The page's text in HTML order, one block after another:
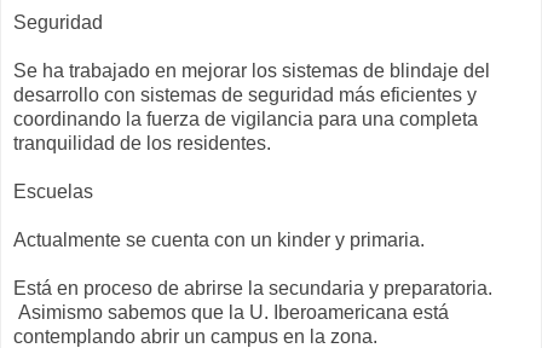
Seguridad
Se ha trabajado en mejorar los sistemas de blindaje del
desarrollo con sistemas de seguridad más eficientes y
coordinando la fuerza de vigilancia para una completa
tranquilidad de los residentes.
Escuelas
Actualmente se cuenta con un kinder y primaria.
Está en proceso de abrirse la secundaria y preparatoria.
Asimismo sabemos que la U. Iberoamericana está
contemplando abrir un campus en la zona.